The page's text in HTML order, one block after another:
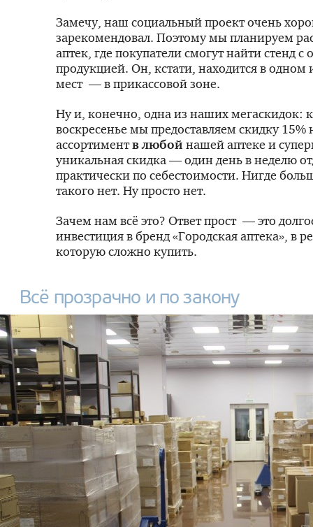
Замечу, наш социальный проект очень
зарекомендовал. Поэтому мы планируем
аптек, где покупатели смогут найти стенд с
продукцией. Он, кстати, находится в одном
мест — в прикассовой зоне.
Ну и, конечно, одна из наших мегаскидок:
воскресенье мы предоставляем скидку 15%
ассортиментв любой нашей аптеке и
уникальная скидка — один день в неделю
практически по себестоимости. Нигде
такого нет. Ну просто нет.
Зачем нам всё это? Ответ прост — это
инвестиция в бренд «Городская аптека», в
которую сложно купить.
Всё прозрачно и по закону